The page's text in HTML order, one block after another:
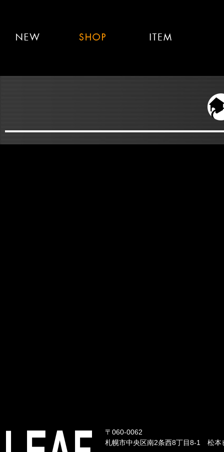
〒060-0062
札幌市中央区南2条西8丁目8-1 松本